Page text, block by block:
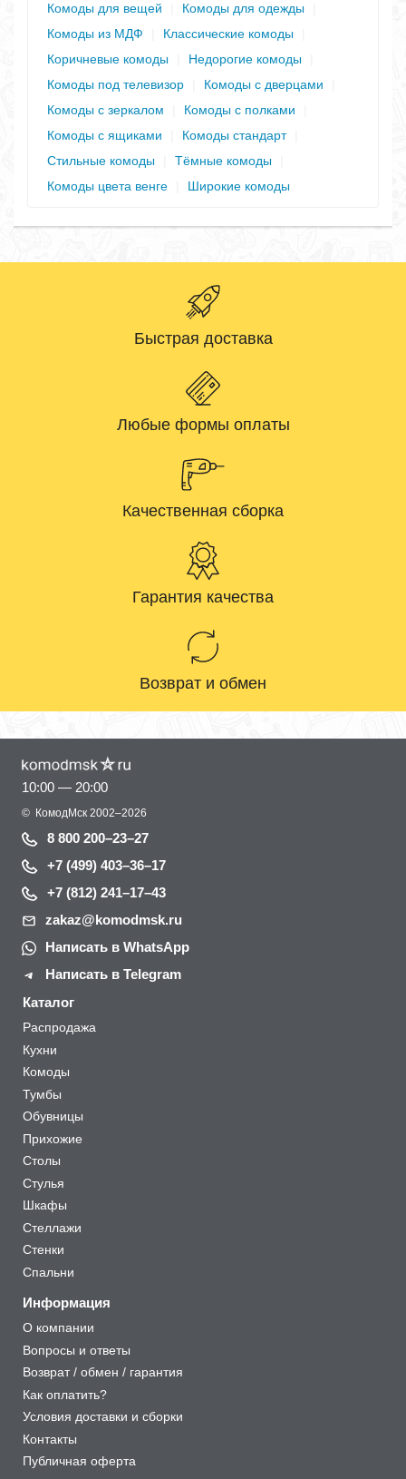
Комоды для вещей
Комоды для одежды
Комоды из МДФ
Классические комоды
Коричневые комоды
Недорогие комоды
Комоды под телевизор
Комоды с дверцами
Комоды с зеркалом
Комоды с полками
Комоды с ящиками
Комоды стандарт
Стильные комоды
Тёмные комоды
Комоды цвета венге
Широкие комоды
Быстрая доставка
Любые формы оплаты
Качественная сборка
Гарантия качества
Возврат и обмен
10:00 — 20:00
© КомодМск 2002–2026
8 800 200–23–27
+7 (499) 403–36–17
+7 (812) 241–17–43
zakaz@komodmsk.ru
Написать в WhatsApp
Написать в Telegram
Каталог
Распродажа
Кухни
Комоды
Тумбы
Обувницы
Прихожие
Столы
Стулья
Шкафы
Стеллажи
Стенки
Спальни
Информация
О компании
Вопросы и ответы
Возврат / обмен / гарантия
Как оплатить?
Условия доставки и сборки
Контакты
Публичная оферта